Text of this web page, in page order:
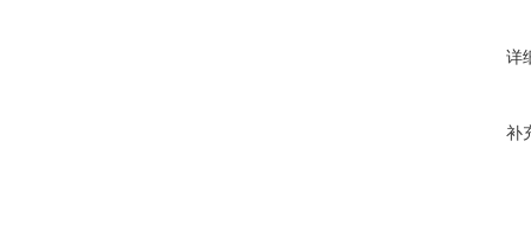
详
补